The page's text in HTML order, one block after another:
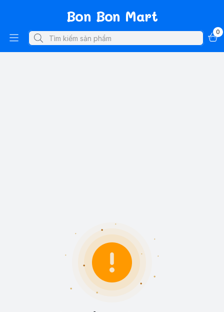
Bon Bon Mart
0